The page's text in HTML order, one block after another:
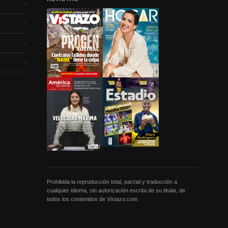
›
›
›
›
Prohibida la reproducción total, parcial y traducción a
cualquier idioma, sin autorización escrita de su titular, de
todos los contenidos de Vistazo.com.